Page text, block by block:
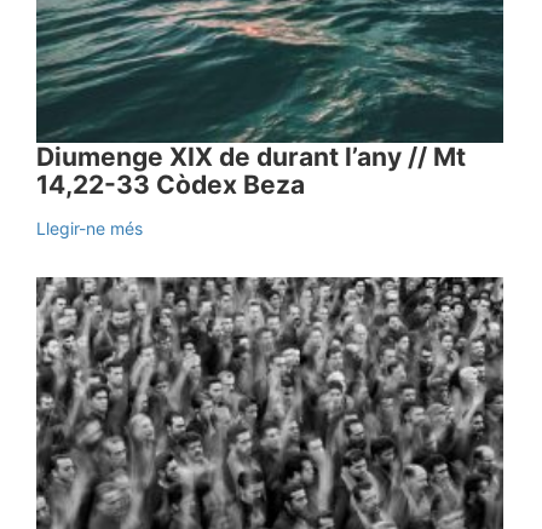
Diumenge XIX de durant l’any // Mt
14,22-33 Còdex Beza
Llegir-ne més